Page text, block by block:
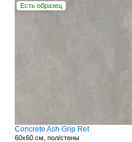
Есть образец
Concrete Ash Grip Ret
60x60 см, пол/стены